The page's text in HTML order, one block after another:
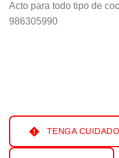
Acto para todo tipo de
986305990
TENGA